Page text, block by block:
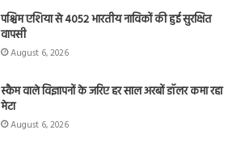
पश्चिम एशिया से 4052 भारतीय नाविकों की हुई सुरक्षित
वापसी
August 6, 2026
स्कैम वाले विज्ञापनों के जरिए हर साल अरबों डॉलर कमा रहा
मेटा
August 6, 2026